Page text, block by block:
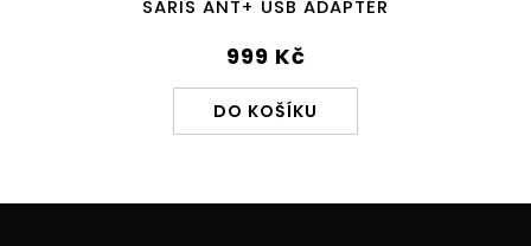
SARIS ANT+ USB ADAPTÉR
999 Kč
DO KOŠÍKU